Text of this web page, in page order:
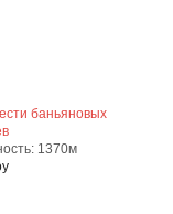
баньяновых
1370м